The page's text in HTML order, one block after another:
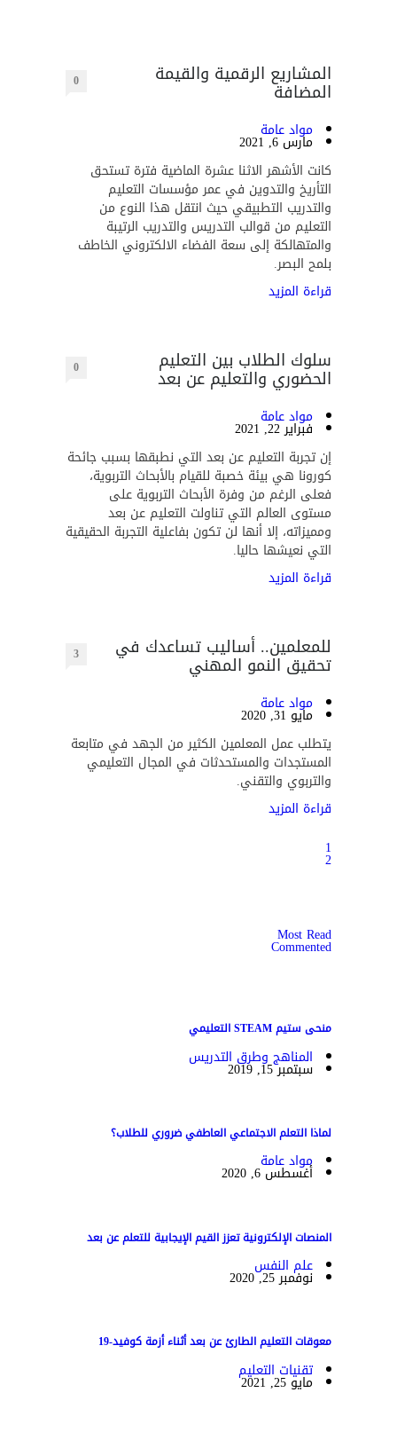
المشاريع الرقمية والقيمة
المضافة 0
مواد عامة
مارس 6, 2021
كانت الأشهر الاثنا عشرة الماضية فترة تستحق
التأريخ والتدوين في عمر مؤسسات التعليم
والتدريب التطبيقي حيث انتقل هذا النوع من
التعليم من قوالب التدريس والتدريب الرتيبة
والمتهالكة إلى سعة الفضاء الالكتروني الخاطف
بلمح البصر.
قراءة المزيد
سلوك الطلاب بين التعليم
الحضوري والتعليم عن بعد 0
مواد عامة
فبراير 22, 2021
إن تجربة التعليم عن بعد التي نطبقها بسبب جائحة
كورونا هي بيئة خصبة للقيام بالأبحاث التربوية،
فعلى الرغم من وفرة الأبحاث التربوية على
مستوى العالم التي تناولت التعليم عن بعد
ومميزاته، إلا أنها لن تكون بفاعلية التجربة الحقيقية
التي نعيشها حاليا.
قراءة المزيد
للمعلمين.. أساليب تساعدك في
تحقيق النمو المهني 3
مواد عامة
مايو 31, 2020
يتطلب عمل المعلمين الكثير من الجهد في متابعة
المستجدات والمستحدثات في المجال التعليمي
والتربوي والتقني.
قراءة المزيد
1
2
Most Read
Commented
منحى ستيم STEAM التعليمي
المناهج وطرق التدريس
سبتمبر 15, 2019
لماذا التعلم الاجتماعي العاطفي ضروري للطلاب؟
مواد عامة
أغسطس 6, 2020
المنصات الإلكترونية تعزز القيم الإيجابية للتعلم عن بعد
علم النفس
نوفمبر 25, 2020
معوقات التعليم الطارئ عن بعد أثناء أزمة كوفيد-19
تقنيات التعليم
مايو 25, 2021